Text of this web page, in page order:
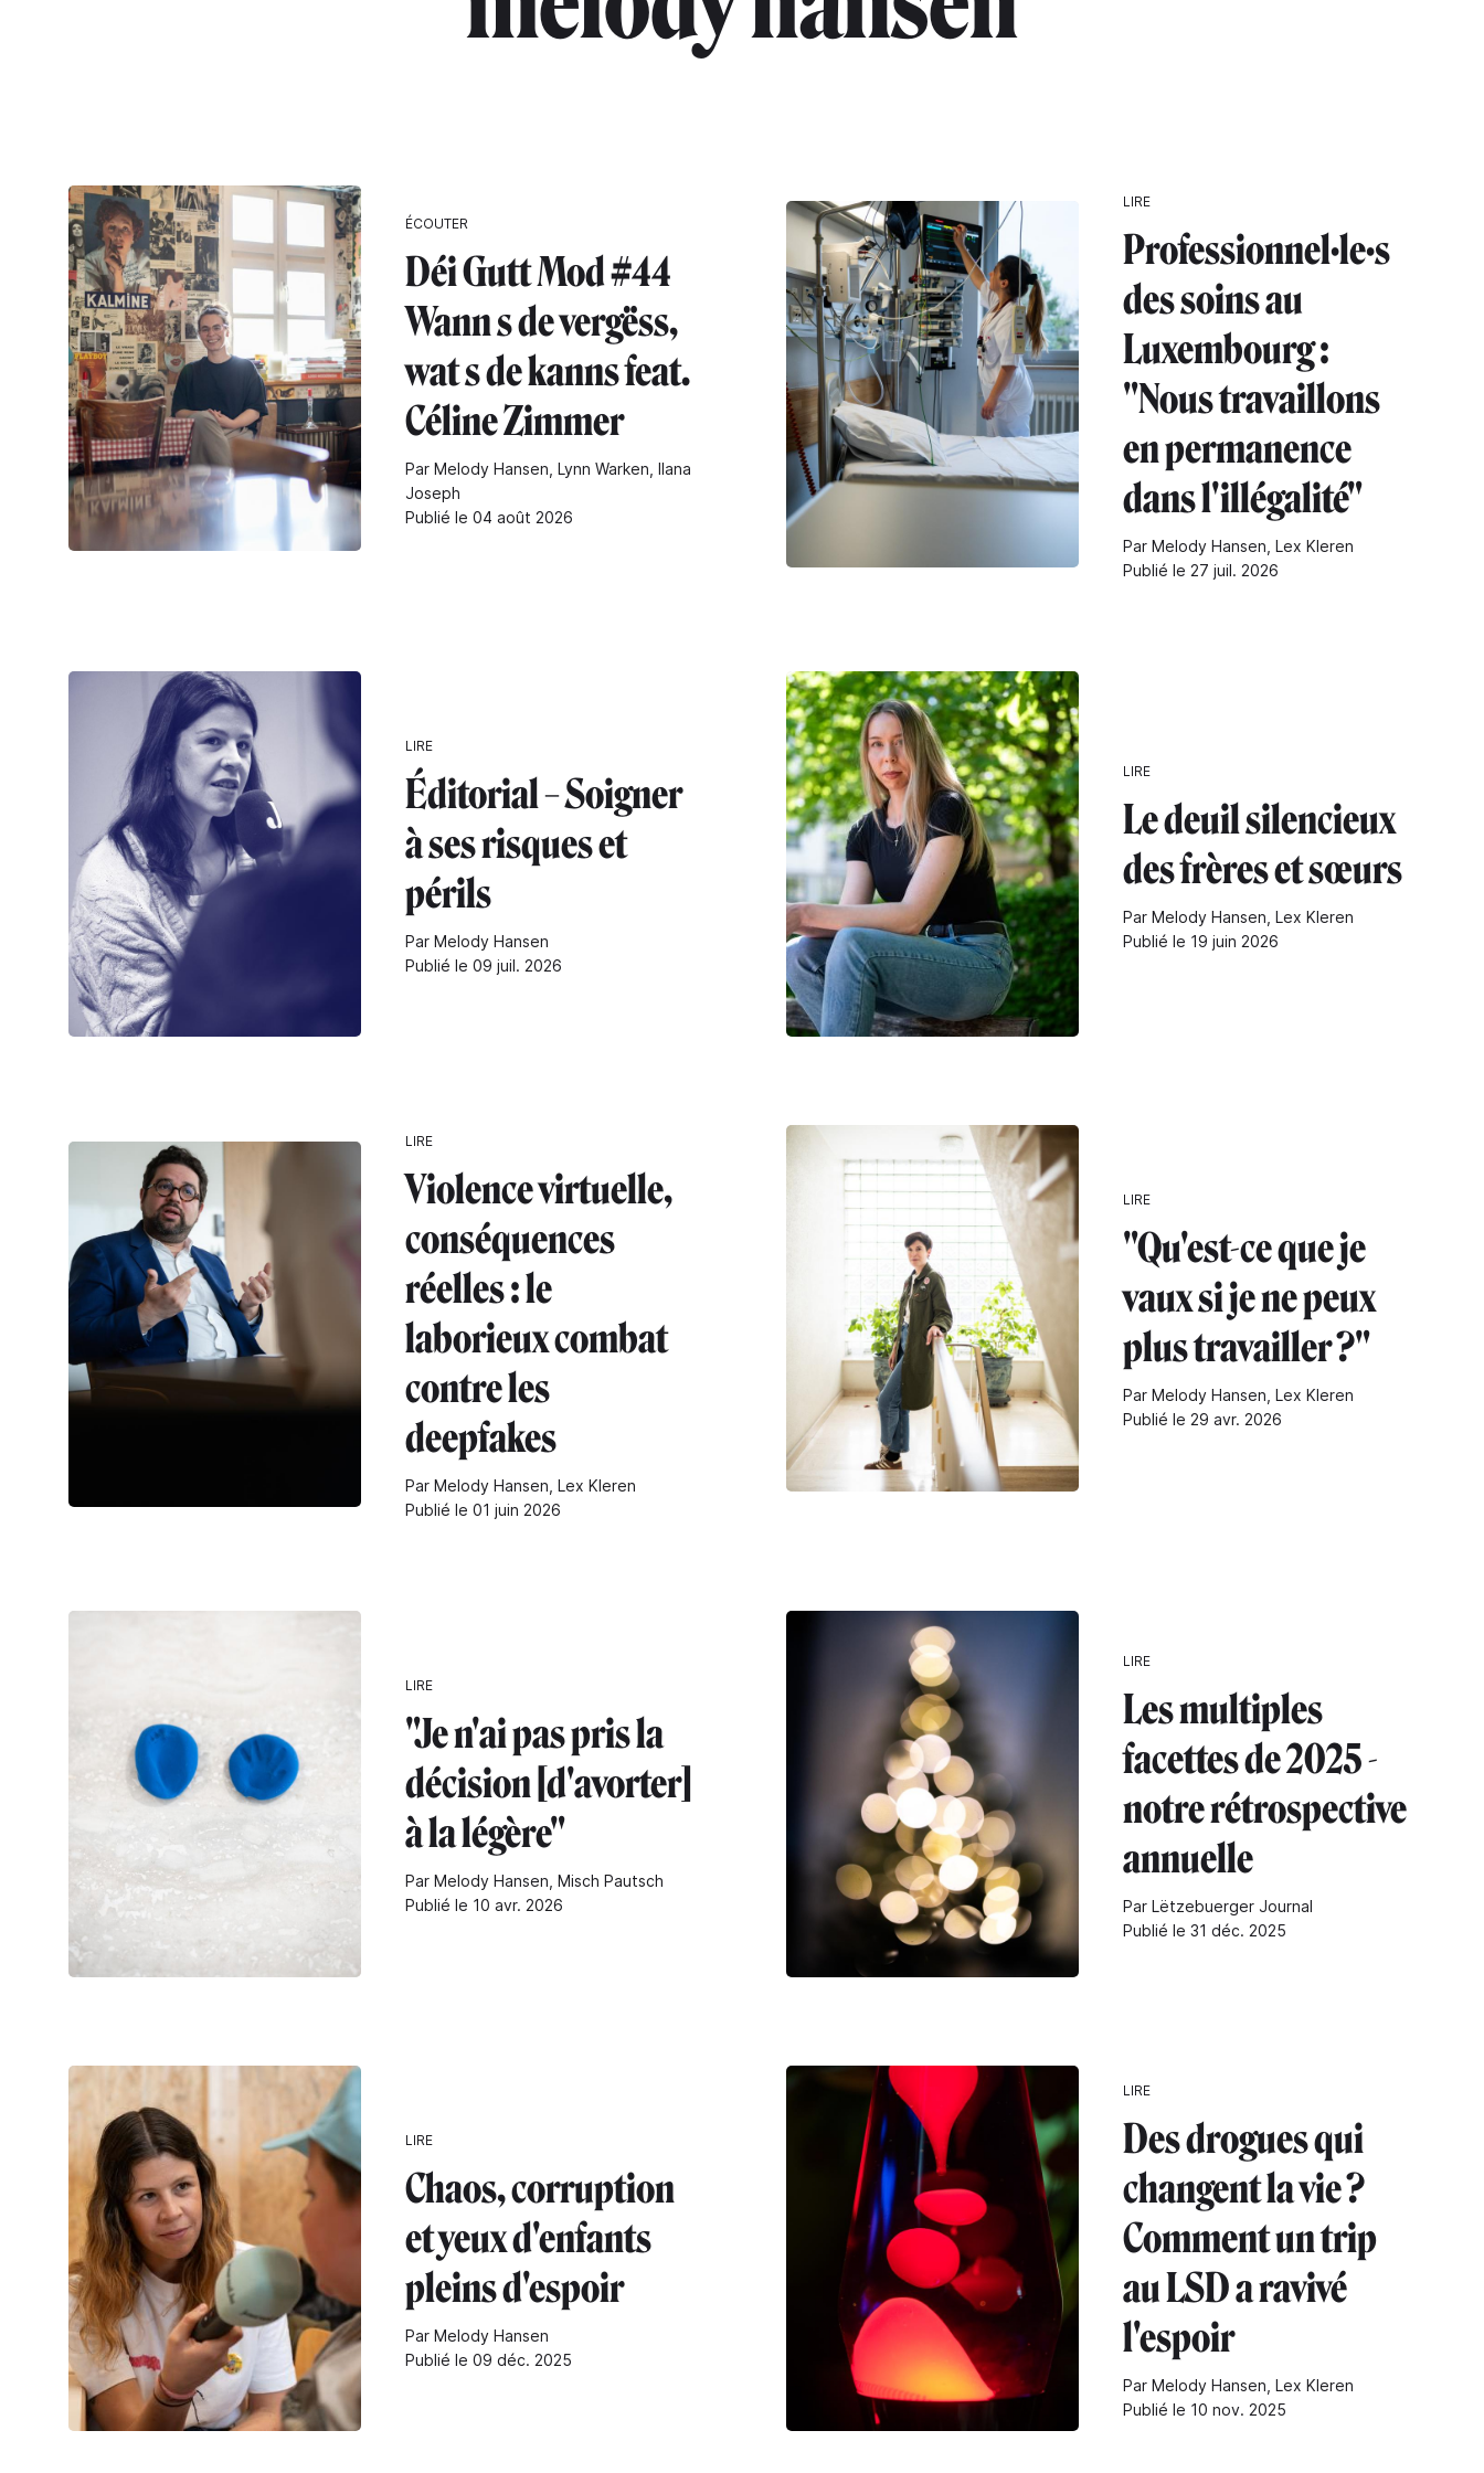
ÉCOUTER
Déi Gutt Mod #44
Wann s de vergëss,
wat s de kanns feat.
Céline Zimmer
Par Melody Hansen, Lynn Warken, Ilana
Joseph
Publié le 04 août 2026
LIRE
Professionnel·le·s
des soins au
Luxembourg :
"Nous travaillons
en permanence
dans l'illégalité"
Par Melody Hansen, Lex Kleren
Publié le 27 juil. 2026
LIRE
Éditorial – Soigner
à ses risques et
périls
Par Melody Hansen
Publié le 09 juil. 2026
LIRE
Le deuil silencieux
des frères et sœurs
Par Melody Hansen, Lex Kleren
Publié le 19 juin 2026
LIRE
Violence virtuelle,
conséquences
réelles : le
laborieux combat
contre les
deepfakes
Par Melody Hansen, Lex Kleren
Publié le 01 juin 2026
LIRE
"Qu'est-ce que je
vaux si je ne peux
plus travailler ?"
Par Melody Hansen, Lex Kleren
Publié le 29 avr. 2026
LIRE
"Je n'ai pas pris la
décision [d'avorter]
à la légère"
Par Melody Hansen, Misch Pautsch
Publié le 10 avr. 2026
LIRE
Les multiples
facettes de 2025 -
notre rétrospective
annuelle
Par Lëtzebuerger Journal
Publié le 31 déc. 2025
LIRE
Chaos, corruption
et yeux d'enfants
pleins d'espoir
Par Melody Hansen
Publié le 09 déc. 2025
LIRE
Des drogues qui
changent la vie ?
Comment un trip
au LSD a ravivé
l'espoir
Par Melody Hansen, Lex Kleren
Publié le 10 nov. 2025